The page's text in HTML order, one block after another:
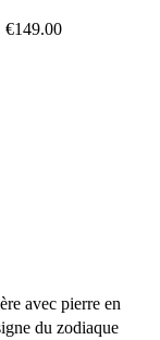
€149.00
avec pierre en
du zodiaque